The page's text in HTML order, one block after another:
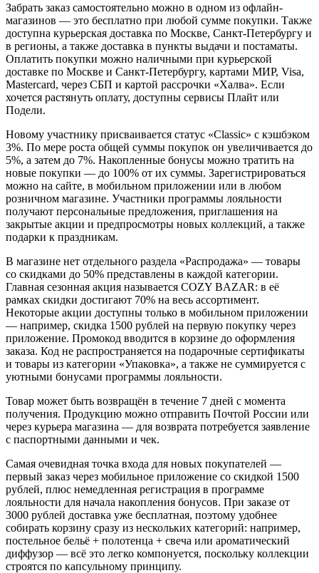
Забрать заказ самостоятельно можно в одном из офлайн-
магазинов — это бесплатно при любой сумме покупки. Также
доступна курьерская доставка по Москве, Санкт-Петербургу и
в регионы, а также доставка в пункты выдачи и постаматы.
Оплатить покупки можно наличными при курьерской
доставке по Москве и Санкт-Петербургу, картами МИР, Visa,
Mastercard, через СБП и картой рассрочки «Халва». Если
хочется растянуть оплату, доступны сервисы Плайт или
Подели.
Новому участнику присваивается статус «Classic» с кэшбэком
3%. По мере роста общей суммы покупок он увеличивается до
5%, а затем до 7%. Накопленные бонусы можно тратить на
новые покупки — до 100% от их суммы. Зарегистрироваться
можно на сайте, в мобильном приложении или в любом
розничном магазине. Участники программы лояльности
получают персональные предложения, приглашения на
закрытые акции и предпросмотры новых коллекций, а также
подарки к праздникам.
В магазине нет отдельного раздела «Распродажа» — товары
со скидками до 50% представлены в каждой категории.
Главная сезонная акция называется COZY BAZAR: в её
рамках скидки достигают 70% на весь ассортимент.
Некоторые акции доступны только в мобильном приложении
— например, скидка 1500 рублей на первую покупку через
приложение. Промокод вводится в корзине до оформления
заказа. Код не распространяется на подарочные сертификаты
и товары из категории «Упаковка», а также не суммируется с
уютными бонусами программы лояльности.
Товар может быть возвращён в течение 7 дней с момента
получения. Продукцию можно отправить Почтой России или
через курьера магазина — для возврата потребуется заявление
с паспортными данными и чек.
Самая очевидная точка входа для новых покупателей —
первый заказ через мобильное приложение со скидкой 1500
рублей, плюс немедленная регистрация в программе
лояльности для начала накопления бонусов. При заказе от
3000 рублей доставка уже бесплатная, поэтому удобнее
собирать корзину сразу из нескольких категорий: например,
постельное бельё + полотенца + свеча или ароматический
диффузор — всё это легко компонуется, поскольку коллекции
строятся по капсульному принципу.